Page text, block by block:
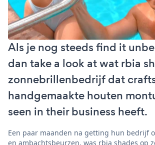
Als je nog steeds find it
dan take a look at wat rbia
zonnebrillenbedrijf dat
handgemaakte houten
seen in their business heeft.
Een paar maanden na getting hun bedrijf
en ambachtsbeurzen, was rbia shades op